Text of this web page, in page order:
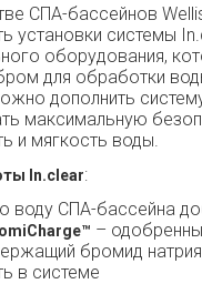
СПА-бассейнов
установки системы
оборудования,
для обработки
дополнить
максимальную
и мягкость воды.
In.clear:
воду СПА-бассейна
–
бромид
в системе